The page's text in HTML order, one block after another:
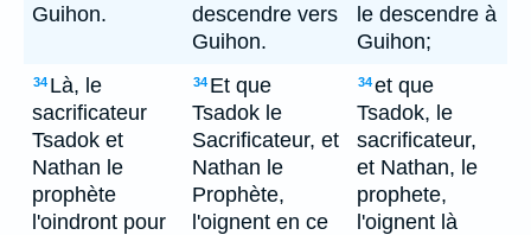
Guihon.
descendre vers
Guihon.
le descendre à
Guihon;
34 Là, le
sacrificateur
Tsadok et
Nathan le
prophète
l'oindront pour
34 Et que
Tsadok le
Sacrificateur, et
Nathan le
Prophète,
l'oignent en ce
34et que
Tsadok, le
sacrificateur,
et Nathan, le
prophete,
l'oignent là